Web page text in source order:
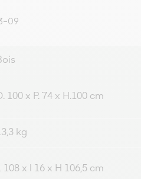
09
100 x P. 74 x H.100 cm
kg
108 x l 16 x H 106,5 cm